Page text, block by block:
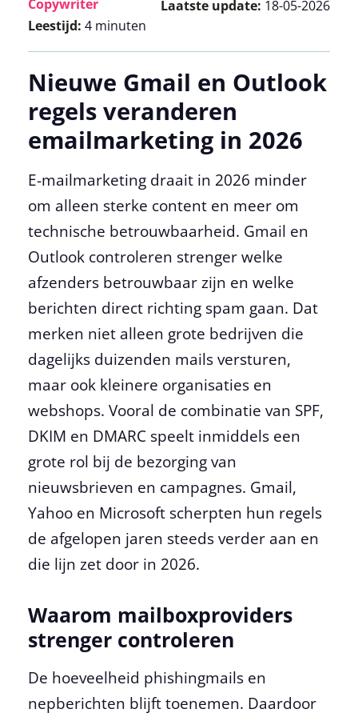
Copywriter Laatste update: 18-05-2026
Leestijd: 4 minuten
Nieuwe Gmail en Outlook
regels veranderen
emailmarketing in 2026
E-mailmarketing draait in 2026 minder
om alleen sterke content en meer om
technische betrouwbaarheid. Gmail en
Outlook controleren strenger welke
afzenders betrouwbaar zijn en welke
berichten direct richting spam gaan. Dat
merken niet alleen grote bedrijven die
dagelijks duizenden mails versturen,
maar ook kleinere organisaties en
webshops. Vooral de combinatie van SPF,
DKIM en DMARC speelt inmiddels een
grote rol bij de bezorging van
nieuwsbrieven en campagnes. Gmail,
Yahoo en Microsoft scherpten hun regels
de afgelopen jaren steeds verder aan en
die lijn zet door in 2026.
Waarom mailboxproviders
strenger controleren
De hoeveelheid phishingmails en
nepberichten blijft toenemen. Daardoor